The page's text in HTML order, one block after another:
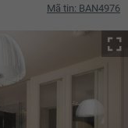
Mã tin: BAN4976